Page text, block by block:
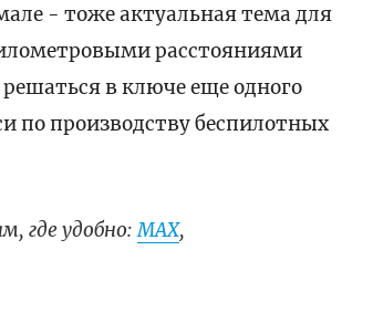
- тоже актуальная тема для
расстояниями
в ключе еще одного
по производству беспилотных
где удобно:МАХ,